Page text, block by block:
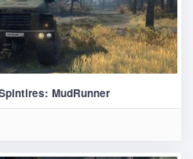
MudRunner